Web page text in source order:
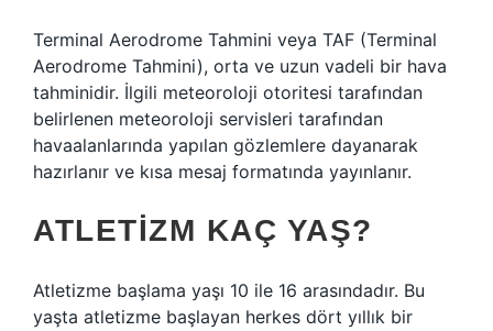
Terminal Aerodrome Tahmini veya TAF (Terminal
Aerodrome Tahmini), orta ve uzun vadeli bir hava
tahminidir. İlgili meteoroloji otoritesi tarafından
belirlenen meteoroloji servisleri tarafından
havaalanlarında yapılan gözlemlere dayanarak
hazırlanır ve kısa mesaj formatında yayınlanır.
ATLETIZM KAÇ YAŞ?
Atletizme başlama yaşı 10 ile 16 arasındadır. Bu
yaşta atletizme başlayan herkes dört yıllık bir